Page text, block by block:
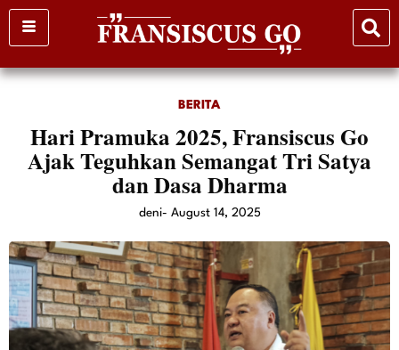
Skip
to
BERITA
Hari Pramuka 2025, Fransiscus Go
Ajak Teguhkan Semangat Tri Satya
dan Dasa Dharma
deni- August 14, 2025